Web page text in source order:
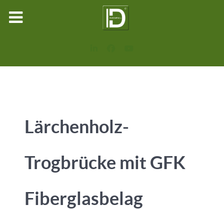
Lärchenholz-
Trogbrücke mit GFK
Fiberglasbelag